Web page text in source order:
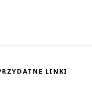
LINKI